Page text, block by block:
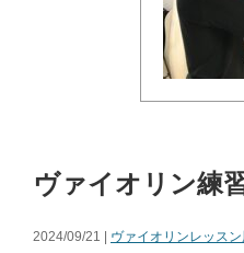
ヴァイオリン練
2024/09/21 | ヴァイオリンレッス